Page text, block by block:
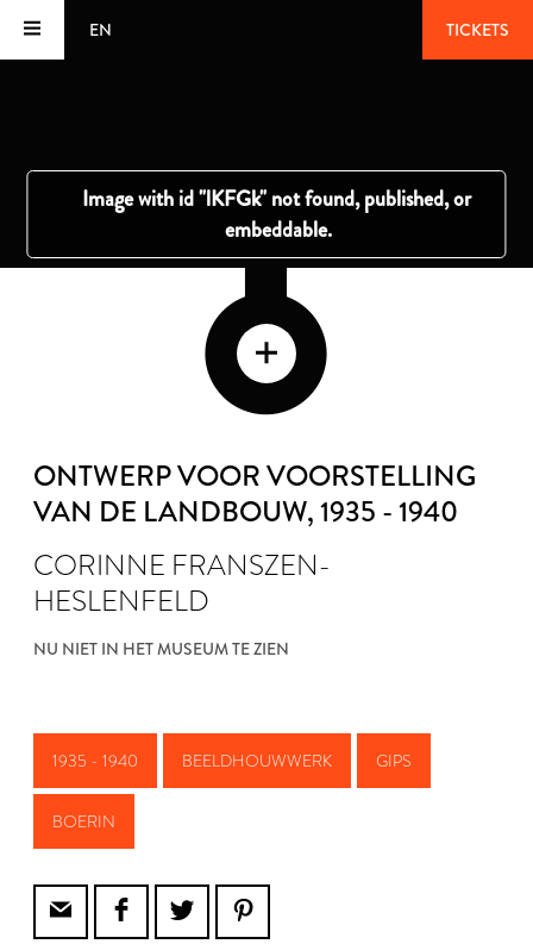
EN TICKETS
ONTWERP VOOR VOORSTELLING
VAN DE LANDBOUW, 1935 - 1940
CORINNE FRANSZEN-
HESLENFELD
NU NIET IN HET MUSEUM TE ZIEN
1935 - 1940 BEELDHOUWWERK GIPS
BOERIN